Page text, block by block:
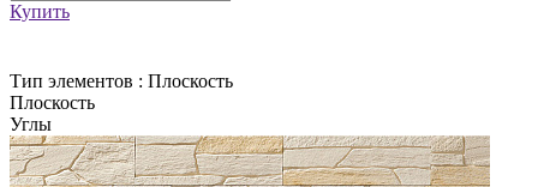
Купить
Тип элементов : Плоскость
Плоскость
Углы